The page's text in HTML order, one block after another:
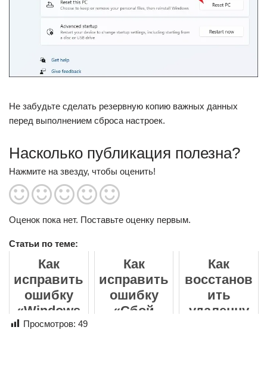
Не забудьте сделать резервную копию важных данных
перед выполнением сброса настроек.
Насколько публикация полезна?
Нажмите на звезду, чтобы оценить!
Оценок пока нет. Поставьте оценку первым.
Статьи по теме:
Как
исправить
ошибку
«Windows
не удаётся
Как
исправить
ошибку
«Сбой
Как
восстанов
ить
удаленну
Просмотров: 49